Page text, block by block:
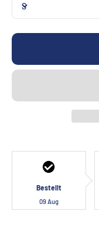
S
Bestellt
09 Aug